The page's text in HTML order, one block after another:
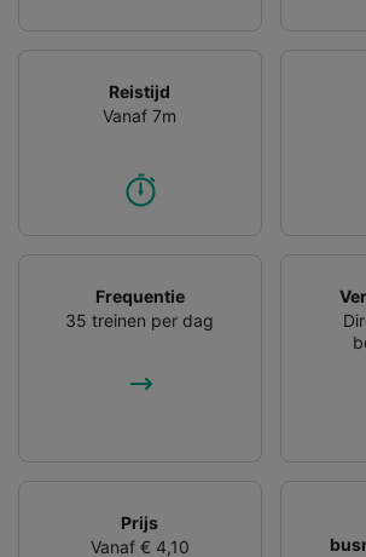
Reistijd
Vanaf 7m
Frequentie
35 treinen per dag
Prijs
Vanaf € 4,10